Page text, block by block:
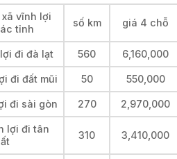
vĩnh lợi
tỉnh
số km giá 4 chỗ
đi đà lạt 560 6,160,000
đi đất mũi 50 550,000
đi sài gòn 270 2,970,000
lợi đi tân
310 3,410,000